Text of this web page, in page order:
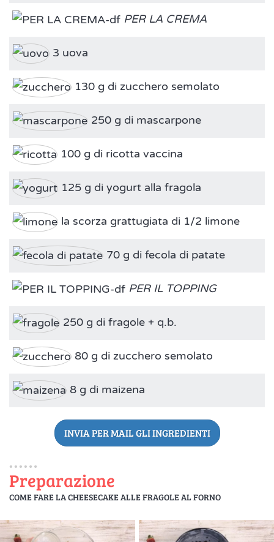
PER LA CREMA
3 uova
130 g di zucchero semolato
250 g di mascarpone
100 g di ricotta vaccina
125 g di yogurt alla fragola
la scorza grattugiata di 1/2 limone
70 g di fecola di patate
PER IL TOPPING
250 g di fragole + q.b.
80 g di zucchero semolato
8 g di maizena
INVIA PER MAIL GLI INGREDIENTI
Preparazione
COME FARE LA CHEESECAKE ALLE FRAGOLE AL FORNO